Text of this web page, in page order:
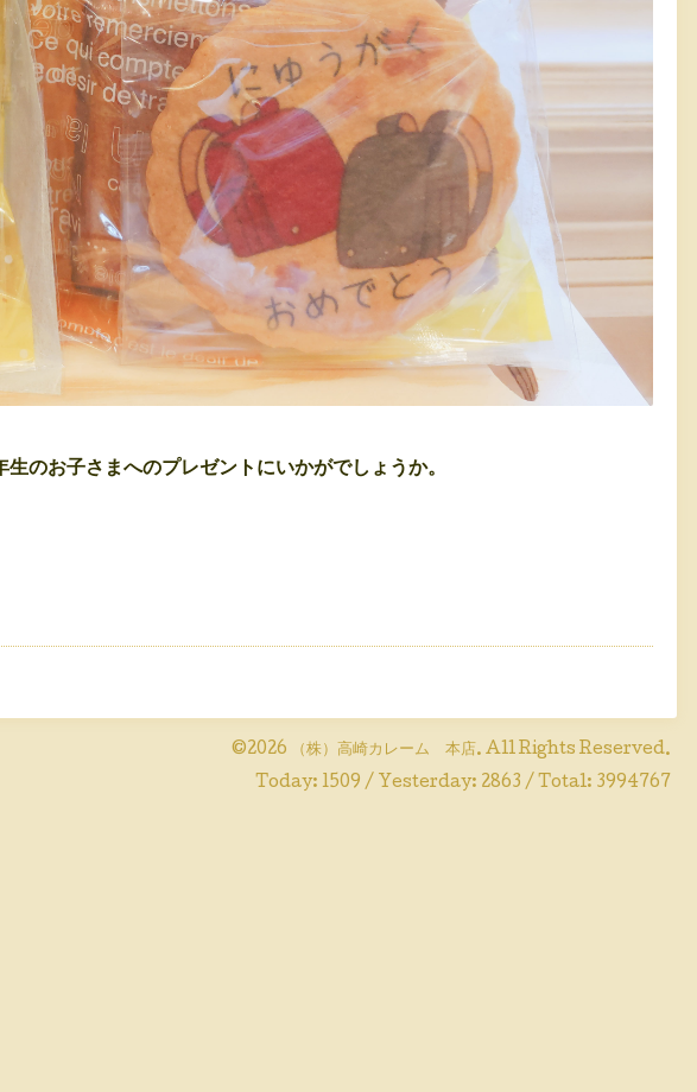
のお子さまへのプレゼントにいかがでしょうか。
©2026 （株）高崎カレーム 本店. All Rights Reserved.
Today: 1509 / Yesterday: 2863 / Total: 3994767